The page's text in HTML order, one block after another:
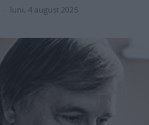
luni, 4 august 2025